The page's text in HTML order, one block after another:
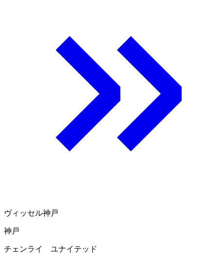
ヴィッセル神戸
神戸
チェンライ ユナイテッド